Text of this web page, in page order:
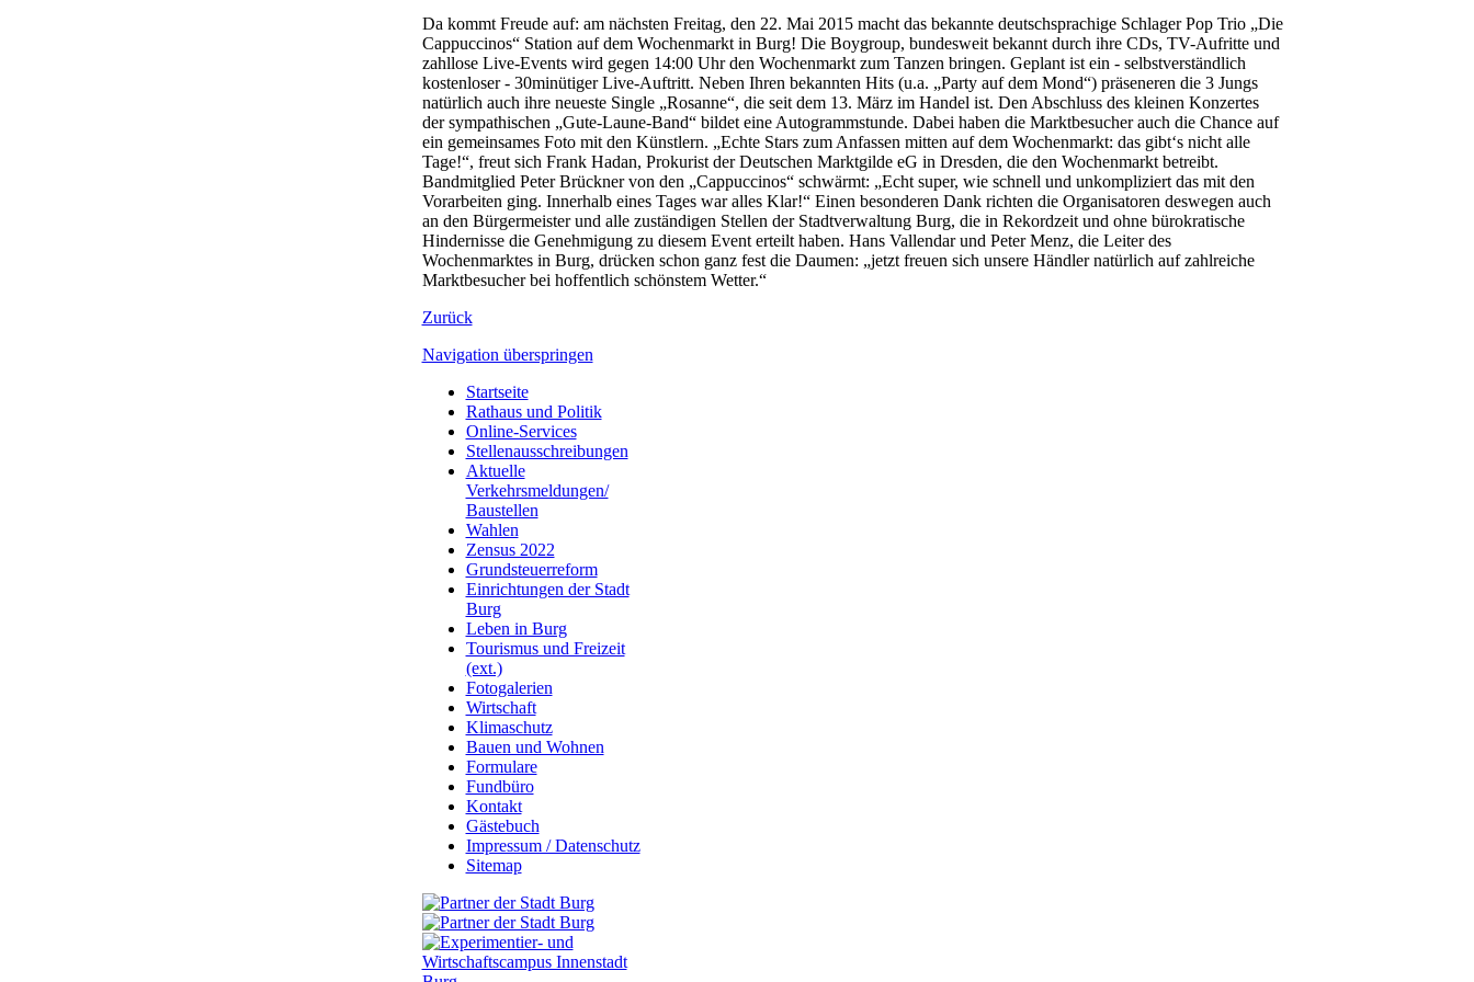
Da kommt Freude auf: am nächsten Freitag, den 22. Mai 2015 macht das bekannte deutschsprachige Schlager Pop Trio „Die
Cappuccinos“ Station auf dem Wochenmarkt in Burg! Die Boygroup, bundesweit bekannt durch ihre CDs, TV-Aufritte und
zahllose Live-Events wird gegen 14:00 Uhr den Wochenmarkt zum Tanzen bringen. Geplant ist ein - selbstverständlich
kostenloser - 30minütiger Live-Auftritt. Neben Ihren bekannten Hits (u.a. „Party auf dem Mond“) präseneren die 3 Jungs
natürlich auch ihre neueste Single „Rosanne“, die seit dem 13. März im Handel ist. Den Abschluss des kleinen Konzertes
der sympathischen „Gute-Laune-Band“ bildet eine Autogrammstunde. Dabei haben die Marktbesucher auch die Chance auf
ein gemeinsames Foto mit den Künstlern. „Echte Stars zum Anfassen mitten auf dem Wochenmarkt: das gibt‘s nicht alle
Tage!“, freut sich Frank Hadan, Prokurist der Deutschen Marktgilde eG in Dresden, die den Wochenmarkt betreibt.
Bandmitglied Peter Brückner von den „Cappuccinos“ schwärmt: „Echt super, wie schnell und unkompliziert das mit den
Vorarbeiten ging. Innerhalb eines Tages war alles Klar!“ Einen besonderen Dank richten die Organisatoren deswegen auch
an den Bürgermeister und alle zuständigen Stellen der Stadtverwaltung Burg, die in Rekordzeit und ohne bürokratische
Hindernisse die Genehmigung zu diesem Event erteilt haben. Hans Vallendar und Peter Menz, die Leiter des
Wochenmarktes in Burg, drücken schon ganz fest die Daumen: „jetzt freuen sich unsere Händler natürlich auf zahlreiche
Marktbesucher bei hoffentlich schönstem Wetter.“
Zurück
Navigation überspringen
Startseite
Rathaus und Politik
Online-Services
Stellenausschreibungen
Aktuelle
Verkehrsmeldungen/
Baustellen
Wahlen
Zensus 2022
Grundsteuerreform
Einrichtungen der Stadt
Burg
Leben in Burg
Tourismus und Freizeit
(ext.)
Fotogalerien
Wirtschaft
Klimaschutz
Bauen und Wohnen
Formulare
Fundbüro
Kontakt
Gästebuch
Impressum / Datenschutz
Sitemap